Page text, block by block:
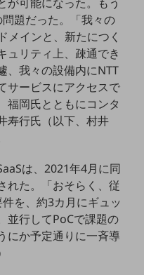
題だった。「我々の
メインと、新たにつく
ュリティ上、疎通でき
、我々の設備内にNTT
サービスにアクセスで
福岡氏とともにコンタ
寿行氏（以下、村井
は、2021年4月に同
れた。「おそらく、従
を、約3カ月にギュッ
並行してPoCで課題の
にか予定通りに一斉導